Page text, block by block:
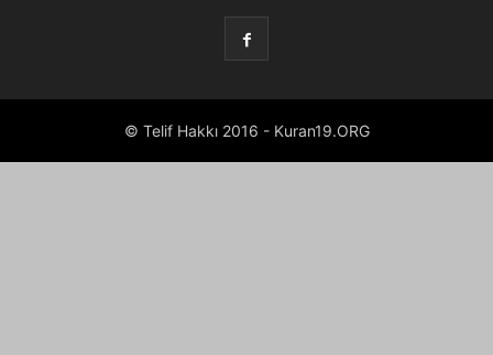
© Telif Hakkı 2016 - Kuran19.ORG